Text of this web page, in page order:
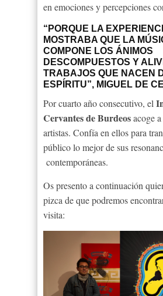
en emociones y percepciones
“PORQUE LA
MOSTRABA QUE LA
COMPONE LOS ÁNIMOS
DESCOMPUESTOS Y
TRABAJOS QUE NACEN
ESPÍRITU”, MIGUEL DE
Por cuarto año consecutivo, el
Cervantes de Burdeosacoge
artistas. Confía en ellos para
público lo mejor de sus
contemporáneas.
Os presento a continuación
pizca de que podremos
visita: